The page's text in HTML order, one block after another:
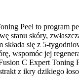
Peel to program
stanu skóry,
składa się z 5-
wspomóc jej
C Expert Toning
z ikry dzikiego